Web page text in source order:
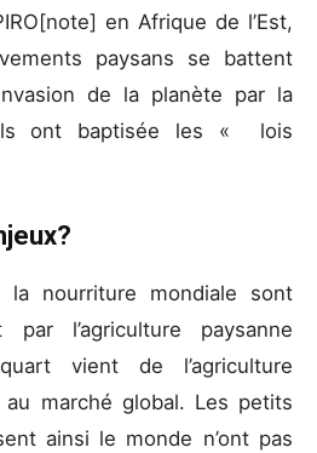
en Afrique de l’Est,
paysans se battent
de la planète par la
ont baptisée les « lois
nourriture mondiale sont
par l’agriculture paysanne
vient de l’agriculture
marché global. Les petits
ainsi le monde n’ont pas